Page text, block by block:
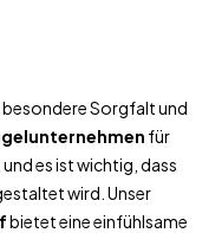
Sorgfalt und
für
es ist wichtig, dass
wird. Unser
bietet eine einfühlsame